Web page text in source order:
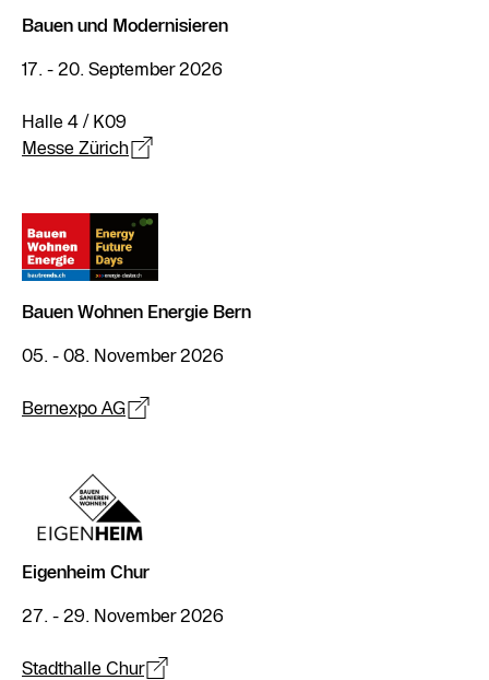
Bauen und Modernisieren
17. - 20. September 2026
Halle 4 / K09
Messe Zürich
Bauen Wohnen Energie Bern
05. - 08. November 2026
Bernexpo AG
Eigenheim Chur
27. - 29. November 2026
Stadthalle Chur